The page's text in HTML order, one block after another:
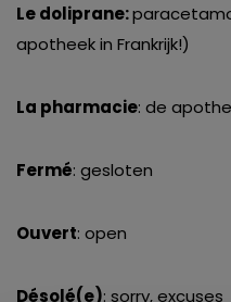
Le doliprane:
apotheek in Frankrijk!)
La pharmacie: de
Fermé: gesloten
Ouvert: open
Désolé(e): sorry, excuses